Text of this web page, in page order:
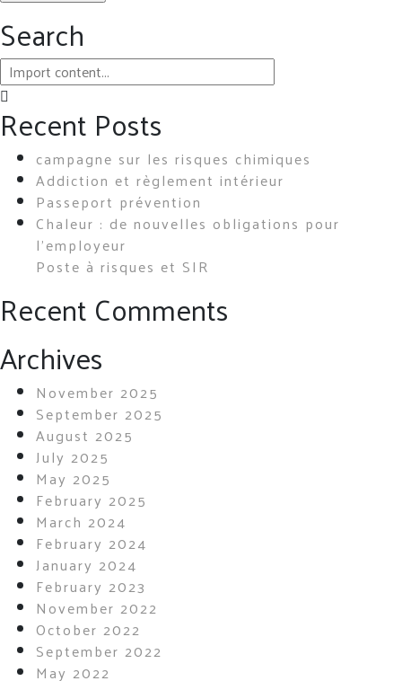
Search
Recent Posts
campagne sur les risques chimiques
Addiction et règlement intérieur
Passeport prévention
Chaleur : de nouvelles obligations pour
l’employeur
Poste à risques et SIR
Recent Comments
Archives
November 2025
September 2025
August 2025
July 2025
May 2025
February 2025
March 2024
February 2024
January 2024
February 2023
November 2022
October 2022
September 2022
May 2022